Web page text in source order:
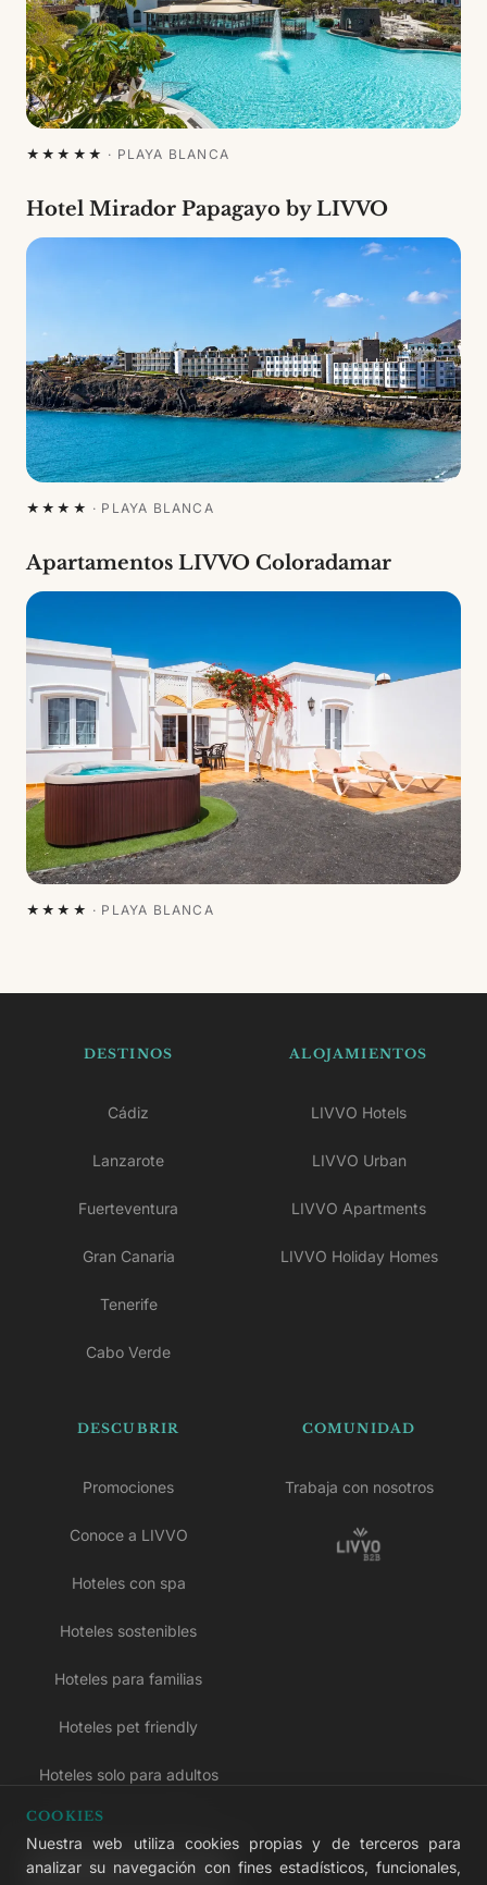
★★★★★ · PLAYA BLANCA
Hotel Mirador Papagayo by LIVVO
★★★★ · PLAYA BLANCA
Apartamentos LIVVO Coloradamar
★★★★ · PLAYA BLANCA
DESTINOS
Cádiz
Lanzarote
Fuerteventura
Gran Canaria
Tenerife
Cabo Verde
ALOJAMIENTOS
LIVVO Hotels
LIVVO Urban
LIVVO Apartments
LIVVO Holiday Homes
DESCUBRIR
Promociones
Conoce a LIVVO
Hoteles con spa
Hoteles sostenibles
Hoteles para familias
Hoteles pet friendly
Hoteles solo para adultos
Hoteles todo incluido
LIVVO Plus
COMUNIDAD
Trabaja con nosotros
COOKIES
Nuestra web utiliza cookies propias y de terceros para
analizar su navegación con fines estadísticos, funcionales,